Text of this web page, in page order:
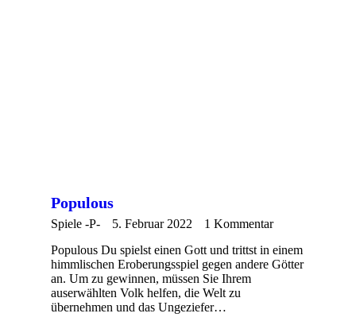
Populous
Spiele -P- 5. Februar 2022
1 Kommentar
Populous Du spielst einen Gott und trittst in einem
himmlischen Eroberungsspiel gegen andere Götter
an. Um zu gewinnen, müssen Sie Ihrem
auserwählten Volk helfen, die Welt zu
übernehmen und das Ungeziefer…